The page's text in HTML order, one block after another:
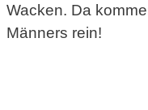
Wacken. Da
Männers rein!